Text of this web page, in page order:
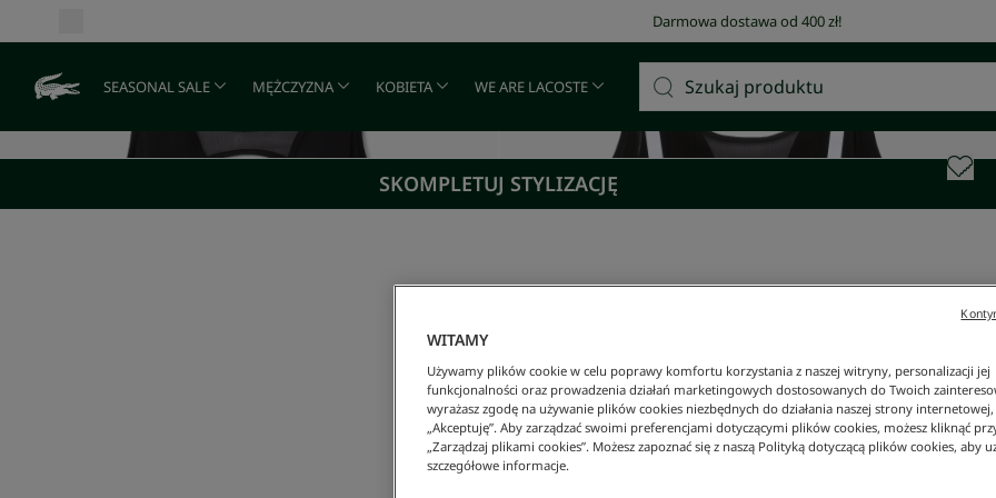
Darmowa dostawa od 400 zł!
SEASONAL SALE MĘŻCZYZNA KOBIETA WE ARE LACOSTE
SKOMPLETUJ STYLIZACJĘ
WITAMY
Używamy plików cookie w celu poprawy komfortu korzystania z naszej witryny, personalizacji jej
funkcjonalności oraz prowadzenia działań marketingowych dostosowanych do Twoich
wyrażasz zgodę na używanie plików cookies niezbędnych do działania naszej strony
„Akceptuję”. Aby zarządzać swoimi preferencjami dotyczącymi plików cookies, możesz kliknąć
„Zarządzaj plikami cookies”. Możesz zapoznać się z naszą Polityką dotyczącą plików cookies, aby
szczegółowe informacje.